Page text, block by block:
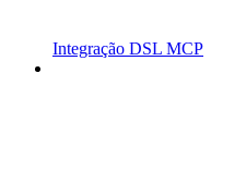
Integração DSL MCP